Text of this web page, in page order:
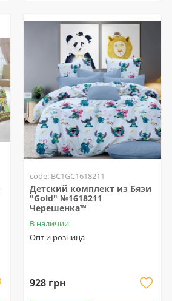
code: BC1GC1618211
Детский комплект из Бязи
"Gold" №1618211
Черешенка™
В наличии
Опт и розница
928 грн